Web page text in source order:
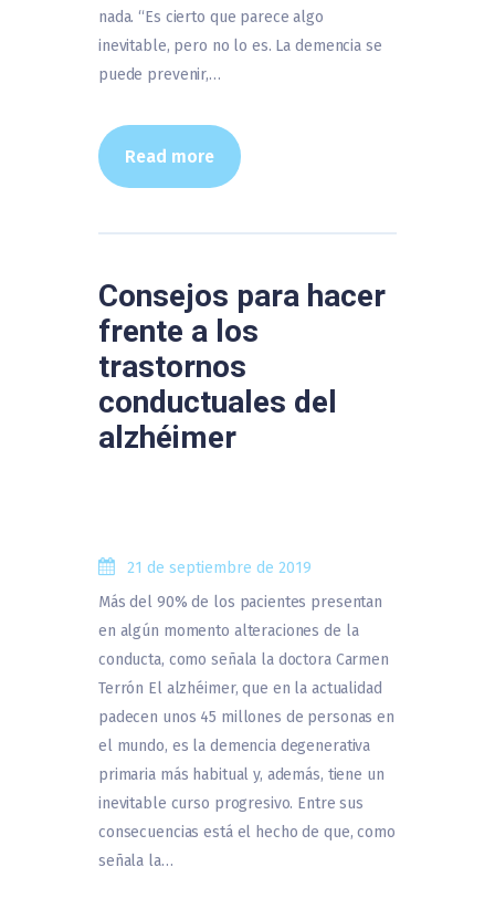
nada. “Es cierto que parece algo
inevitable, pero no lo es. La demencia se
puede prevenir,…
Read more
Consejos para hacer
frente a los
trastornos
conductuales del
alzhéimer
21 de septiembre de 2019
Más del 90% de los pacientes presentan
en algún momento alteraciones de la
conducta, como señala la doctora Carmen
Terrón El alzhéimer, que en la actualidad
padecen unos 45 millones de personas en
el mundo, es la demencia degenerativa
primaria más habitual y, además, tiene un
inevitable curso progresivo. Entre sus
consecuencias está el hecho de que, como
señala la…